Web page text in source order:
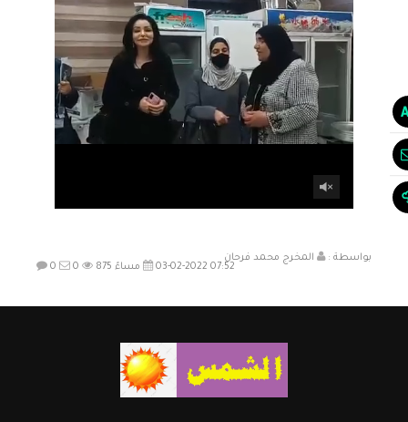
بواسطة :
المخرج محمد فرحان
03-02-2022 07:52 مساءً
0 0 875